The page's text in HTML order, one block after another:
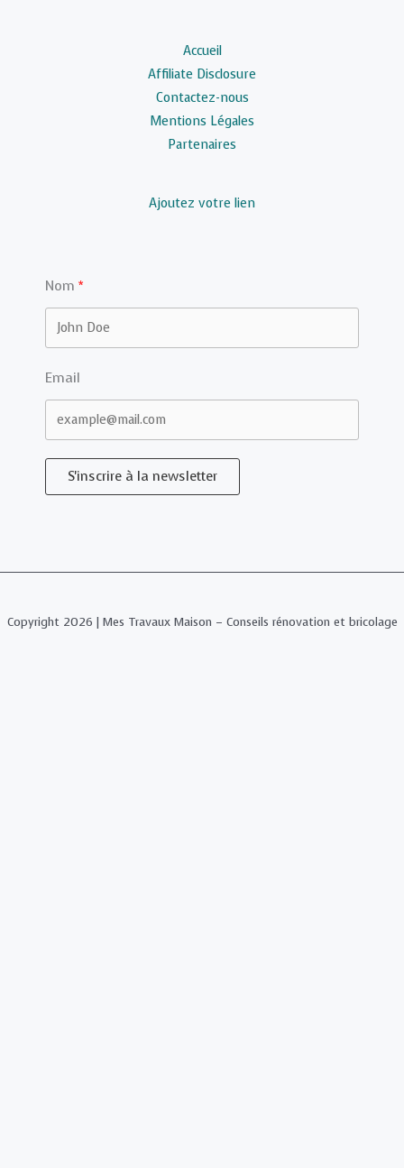
Accueil
Affiliate Disclosure
Contactez-nous
Mentions Légales
Partenaires
Ajoutez votre lien
Nom
Email
S'inscrire à la newsletter
Copyright 2026 | Mes Travaux Maison – Conseils rénovation et bricolage